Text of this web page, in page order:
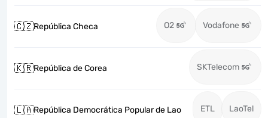
🇨🇿República Checa O2 Vodafone
🇰🇷República de Corea SKTelecom
🇱🇦República Democrática Popular de Lao ETL LaoTel